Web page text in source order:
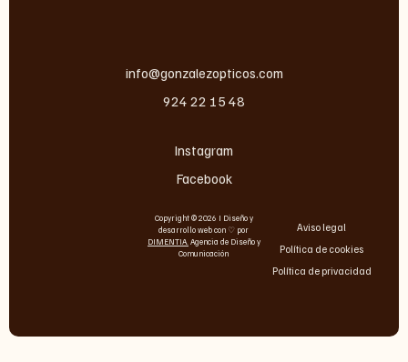
info@gonzalezopticos.com
924 22 15 48
Instagram
Facebook
Copyright © 2026 I Diseño y
desarrollo web con ♡ por
DIMENTIA. Agencia de Diseño y
Comunicación
Aviso legal
Política de cookies
Política de privacidad